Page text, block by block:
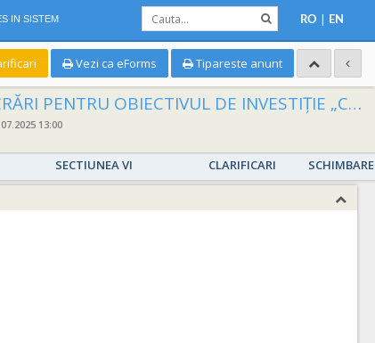
IN SISTEM RO | EN
Vezi ca eForms Tipareste anunt
INVESTIȚIE „CONSOLIDAREA/REABILITAREA PASAJULUI BUCUR OBOR”
13:00
SECTIUNEA VI CLARIFICARI SCHIMBARE